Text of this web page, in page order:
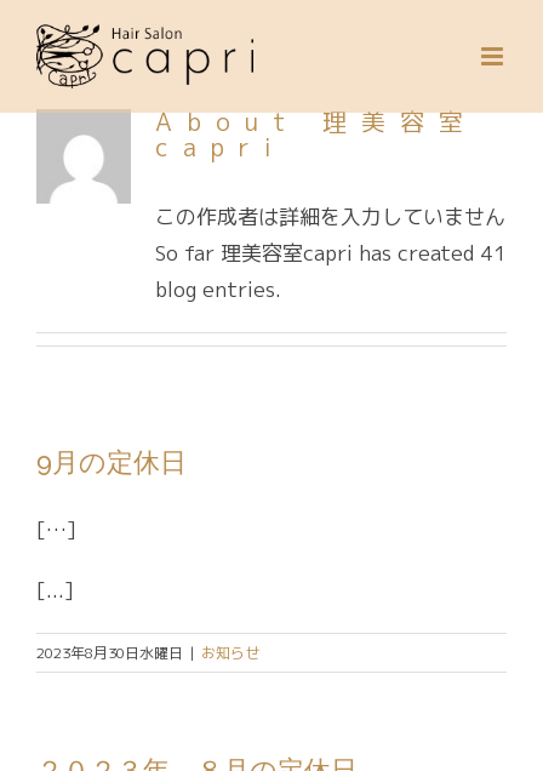
content
About理美容室
capri
この作成者は詳細を入力していません
So far 理美容室capri has created 41
blog entries.
9月の定休日
[…]
[...]
2023年8月30日水曜日 | お知らせ